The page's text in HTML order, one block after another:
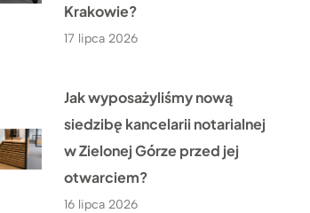
Krakowie?
17 lipca 2026
Jak wyposażyliśmy nową
siedzibę kancelarii notarialnej
w Zielonej Górze przed jej
otwarciem?
16 lipca 2026